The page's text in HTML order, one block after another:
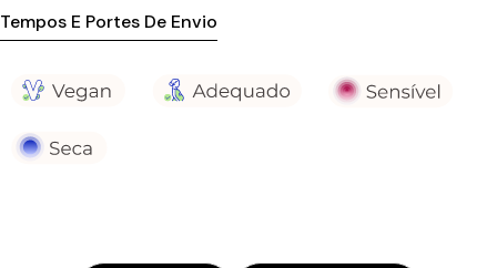
Tempos E Portes De Envio